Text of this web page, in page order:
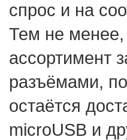
спрос и на
Тем не
ассортимент
разъёмами,
остаётся
microUSB и